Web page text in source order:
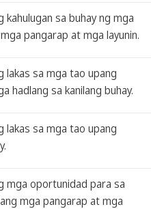
kahulugan sa buhay ng mga
pangarap at mga layunin.
lakas sa mga tao upang
hadlang sa kanilang buhay.
lakas sa mga tao upang
mga oportunidad para sa
mga pangarap at mga